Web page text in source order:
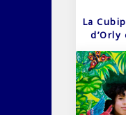
La
d’Orly